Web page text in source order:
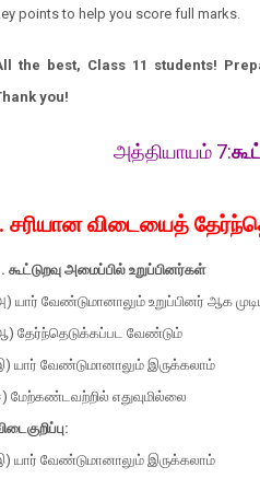
points to help you score full marks.
the best, Class 11 students!
you!
அத்தியாயம் 7:
சரியான விடையைத்
கூட்டுறவு அமைப்பில் உறுப்பினர்கள்
யார் வேண்டுமானாலும் உறுப்பினர் ஆக
தேர்ந்தெடுக்கப்பட வேண்டும்
யார் வேண்டுமானாலும் இருக்கலாம்
மேற்கண்டவற்றில் எதுவுமில்லை
யார் வேண்டுமானாலும் இருக்கலாம்